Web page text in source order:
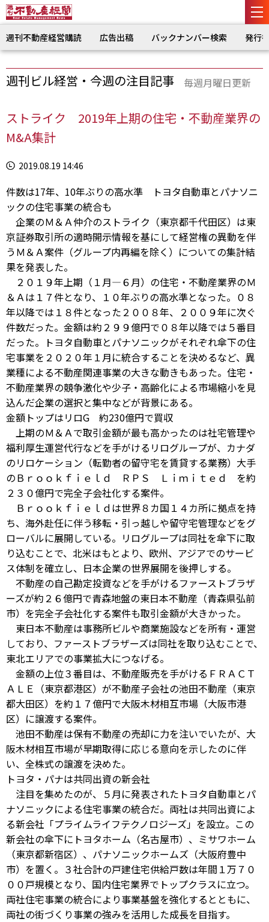
週刊不動産経営購読 広告出稿 バックナンバー検索 発行
週刊ビル経営・今週の注目記事 毎週月曜日更新
ストライク 2019年上期の住宅・不動産業界の
M&A集計
2019.08.19 14:46
件数は17年、10年ぶりの高水準 トヨタ自動車とパナソニ
ックの住宅事業の統合も
企業のＭ＆Ａ仲介のストライク（東京都千代田区）は東
京証券取引所の適時開示情報を基にして経営権の異動を伴
うＭ＆Ａ案件（グループ内再編を除く）についての集計結
果を発表した。
２０１９年上期（１月―６月）の住宅・不動産業界のＭ
＆Ａは１７件となり、１０年ぶりの高水準となった。０８
年以降では１８件となった２００８年、２００９年に次ぐ
件数だった。金額は約２９９億円で０８年以降では５番目
だった。トヨタ自動車とパナソニックがそれぞれ傘下の住
宅事業を２０２０年１月に統合することを決めるなど、異
業種による不動産関連事業の大きな動きもあった。住宅・
不動産業界の競争激化や少子・高齢化による市場縮小を見
込んだ企業の選択と集中などが背景にある。
金額トップはリロG 約230億円で買収
上期のＭ＆Ａで取引金額が最も高かったのは社宅管理や
福利厚生運営代行などを手がけるリログループが、カナダ
のリロケーション（転勤者の留守宅を賃貸する業務）大手
のＢｒｏｏｋｆｉｅｌｄ ＲＰＳ Ｌｉｍｉｔｅｄ を約
２３０億円で完全子会社化する案件。
Ｂｒｏｏｋｆｉｅｌｄは世界８カ国１４カ所に拠点を持
ち、海外赴任に伴う移転・引っ越しや留守宅管理などをグ
ローバルに展開している。リログループは同社を傘下に取
り込むことで、北米はもとより、欧州、アジアでのサービ
ス体制を確立し、日本企業の世界展開を後押しする。
不動産の自己勘定投資などを手がけるファーストブラザ
ーズが約２６億円で青森地盤の東日本不動産（青森県弘前
市）を完全子会社化する案件も取引金額が大きかった。
東日本不動産は事務所ビルや商業施設などを所有・運営
しており、ファーストブラザーズは同社を取り込むことで、
東北エリアでの事業拡大につなげる。
金額の上位３番目は、不動産販売を手がけるＦＲＡＣＴ
ＡＬＥ（東京都港区）が不動産子会社の池田不動産（東京
都大田区）を約１７億円で大阪木材相互市場（大阪市港
区）に譲渡する案件。
池田不動産は保有不動産の売却に力を注いでいたが、大
阪木材相互市場が早期取得に応じる意向を示したのに伴
い、全株式の譲渡を決めた。
トヨタ・パナは共同出資の新会社
注目を集めたのが、５月に発表されたトヨタ自動車とパ
ナソニックによる住宅事業の統合だ。両社は共同出資によ
る新会社「プライムライフテクノロジーズ」を設立。この
新会社の傘下にトヨタホーム（名古屋市）、ミサワホーム
（東京都新宿区）、パナソニックホームズ（大阪府豊中
市）を置く。３社合計の戸建住宅供給戸数は年間１万７０
００戸規模となり、国内住宅業界でトップクラスに立つ。
両社住宅事業の統合により事業基盤を強化するとともに、
両社の街づくり事業の強みを活用した成長を目指す。